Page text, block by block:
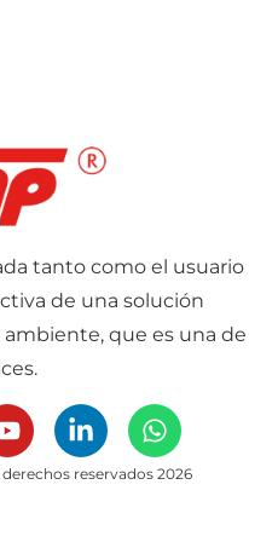
tanto como el usuario
de una solución
que es una de
reservados 2026